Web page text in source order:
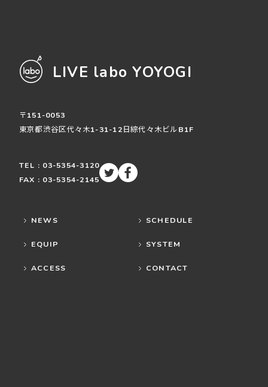
LIVE labo YOYOGI
〒151-0053
東京都渋谷区代々木1-31-12日綜代々木ビルB1F
TEL : 03-5354-3120
FAX : 03-5354-2145
NEWS SCHEDULE
EQUIP SYSTEM
ACCESS CONTACT